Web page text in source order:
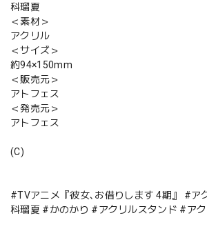
科瑠夏
＜素材＞
アクリル
＜サイズ＞
約94×150mm
＜販売元＞
アトフェス
＜発売元＞
アトフェス
(C)
#TVアニメ『彼女､お借りします 4期』 #ア
科瑠夏 #かのかり #アクリルスタンド #アク